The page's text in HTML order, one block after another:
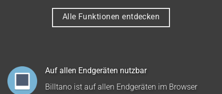
Alle Funktionen entdecken
Auf allen Endgeräten nutzbar
Billtano ist auf allen Endgeräten im Browser